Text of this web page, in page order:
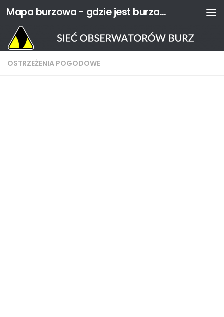
Przejdź do treści Mapa burzowa - gdzie jest burza? | Sieć Obserwatorów Burz
OSTRZEŻENIA POGODOWE